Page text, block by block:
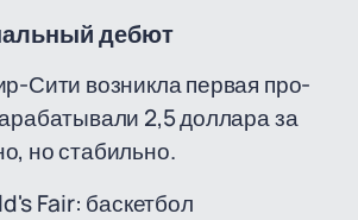
дебют
Сити возникла первая про-
2,5 доллара за
но стабильно.
Fair: баскетбол